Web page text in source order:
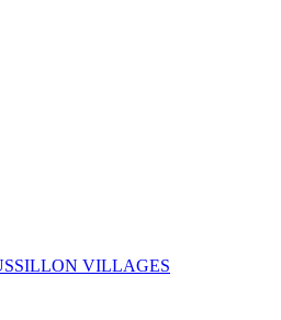
VILLAGES